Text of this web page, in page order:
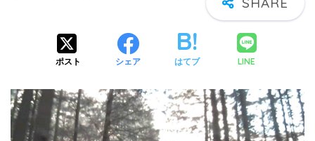
ポスト シェア はてブ LINE